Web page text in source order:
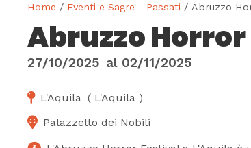
Home / Eventi e Sagre - Passati / Abruzzo
Abruzzo
27/10/2025 al 02/11/2025
L'Aquila ( L'Aquila )
Palazzetto dei Nobili